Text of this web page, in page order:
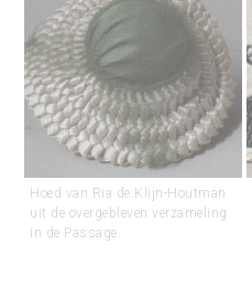
Hoed van Ria de Klijn-Houtman
uit de overgebleven verzameling
in de Passage.